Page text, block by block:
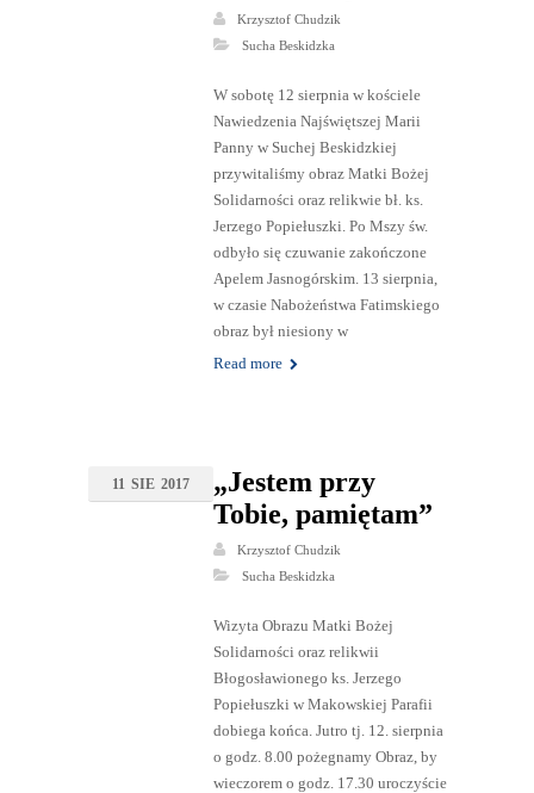
Krzysztof Chudzik
Sucha Beskidzka
W sobotę 12 sierpnia w kościele
Nawiedzenia Najświętszej Marii
Panny w Suchej Beskidzkiej
przywitaliśmy obraz Matki Bożej
Solidarności oraz relikwie bł. ks.
Jerzego Popiełuszki. Po Mszy św.
odbyło się czuwanie zakończone
Apelem Jasnogórskim. 13 sierpnia,
w czasie Nabożeństwa Fatimskiego
obraz był niesiony w
Read more
11 SIE 2017
„Jestem przy
Tobie, pamiętam”
Krzysztof Chudzik
Sucha Beskidzka
Wizyta Obrazu Matki Bożej
Solidarności oraz relikwii
Błogosławionego ks. Jerzego
Popiełuszki w Makowskiej Parafii
dobiega końca. Jutro tj. 12. sierpnia
o godz. 8.00 pożegnamy Obraz, by
wieczorem o godz. 17.30 uroczyście